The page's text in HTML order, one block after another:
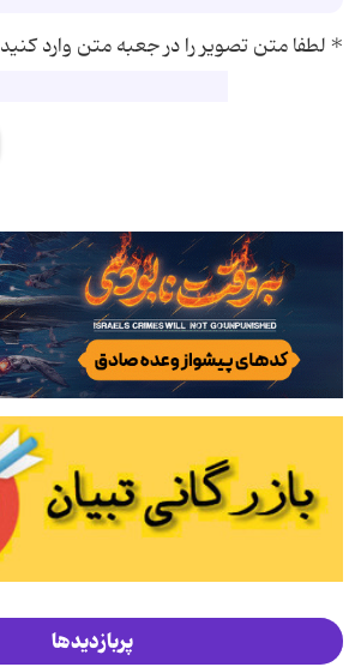
*لطفا متن تصویر را در جعبه متن وارد کنید
پربازدیدها